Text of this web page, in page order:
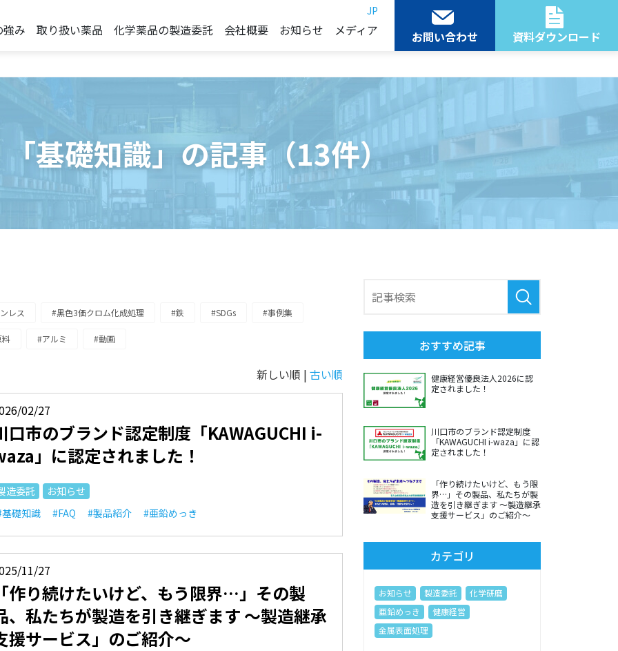
JP
み 取り扱い薬品 化学薬品の製造委託 会社概要 お知らせ メディア お問い合わせ 資料ダウンロード
基礎知識」の記事（13件）
レス #黒色3価クロム化成処理 #鉄 #SDGs #事例集
料 #アルミ #動画
新しい順 | 古い順
02/27
口市のブランド認定制度「KAWAGUCHI i-
」に認定されました！
造委託
お知らせ
礎知識
#FAQ #製品紹介 #亜鉛めっき
11/27
作り続けたいけど、もう限界…」その製
、私たちが製造を引き継ぎます ～製造継承
援サービス」のご紹介～
おすすめ記事
健康経営優良法人2026に認
定されました！
川口市のブランド認定制度
「KAWAGUCHI i-waza」に認
定されました！
「作り続けたいけど、もう限
界…」その製品、私たちが製
造を引き継ぎます ～製造継承
支援サービス」のご紹介～
カテゴリ
お知らせ 製造委託
化学研磨
亜鉛めっき
健康経営
金属表面処理